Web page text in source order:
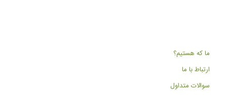
ما که هستیم؟
ارتباط با ما
سوالات متداول